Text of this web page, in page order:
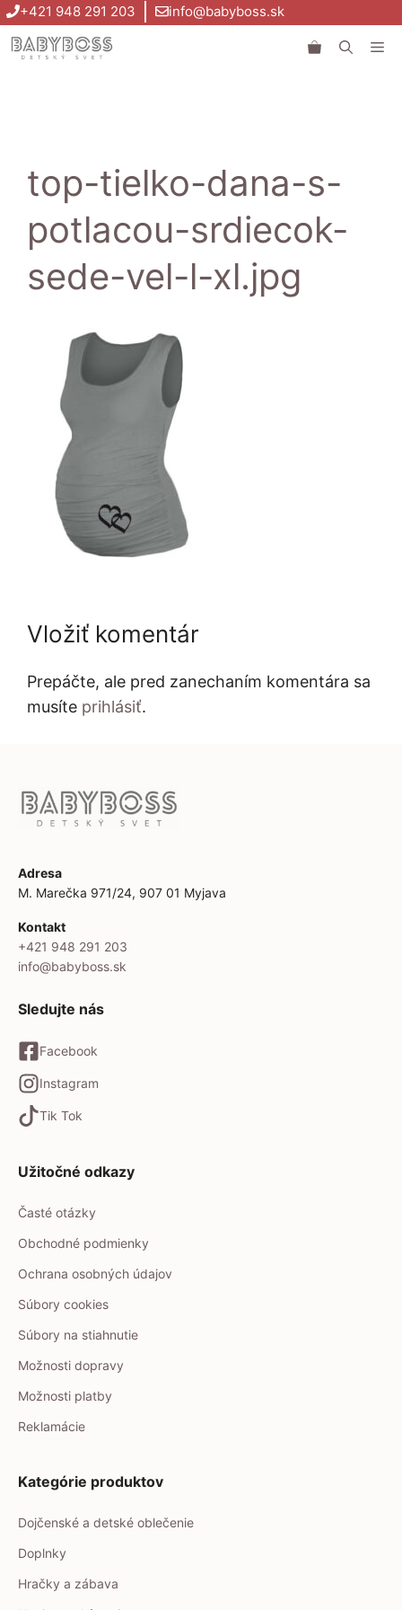
Preskočiť
na
obsah
+421 948 291 203 info@babyboss.sk
top-tielko-dana-s-
potlacou-srdiecok-
sede-vel-l-xl.jpg
Vložiť komentár
Prepáčte, ale pred zanechaním komentára sa
musíte prihlásiť.
Adresa
M. Marečka 971/24, 907 01 Myjava
Kontakt
+421 948 291 203
info@babyboss.sk
Sledujte nás
Facebook
Instagram
Tik Tok
Užitočné odkazy
Časté otázky
Obchodné podmienky
Ochrana osobných údajov
Súbory cookies
Súbory na stiahnutie
Možnosti dopravy
Možnosti platby
Reklamácie
Kategórie produktov
Dojčenské a detské oblečenie
Doplnky
Hračky a zábava